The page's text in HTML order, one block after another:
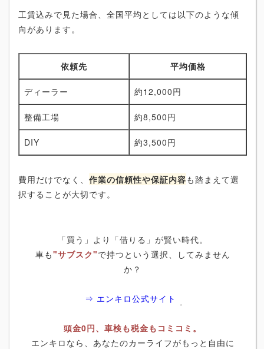
工賃込みで見た場合、全国平均としては以下のような傾
向があります。
依頼先 平均価格
ディーラー 約12,000円
整備工場 約8,500円
DIY 約3,500円
費用だけでなく、 作業の信頼性や保証内容も踏まえて選
択することが大切です。
「買う」より「借りる」が賢い時代。
車も"サブスク"で持つという選択、してみません
か？
⇒ エンキロ公式サイト
頭金0円、車検も税金もコミコミ。
エンキロなら、あなたのカーライフがもっと自由に